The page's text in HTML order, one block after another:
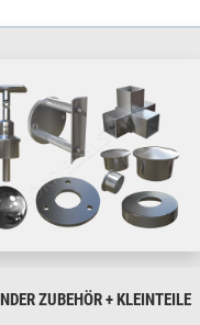
ZUBEHÖR + KLEINTEILE